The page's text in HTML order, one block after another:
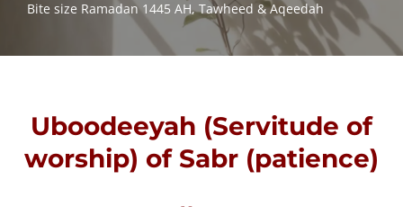
Bite size Ramadan 1445 AH,Tawheed & Aqeedah
Uboodeeyah (Servitude of
worship) of Sabr (patience)